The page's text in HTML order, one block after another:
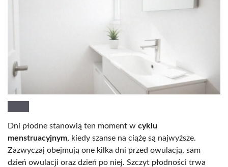
Dni płodne stanowią ten moment w cyklu
menstruacyjnym, kiedy szanse na ciążę są najwyższe.
Zazwyczaj obejmują one kilka dni przed owulacją, sam
dzień owulacji oraz dzień po niej. Szczyt płodności trwa